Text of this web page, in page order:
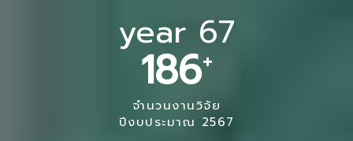
year 67
186+
จำนวนงานวิจัย
ปีงบประมาณ 2567